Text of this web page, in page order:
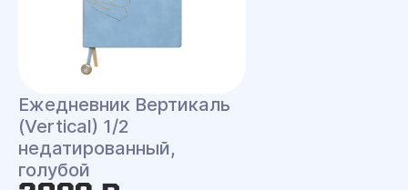
Ежедневник Вертикаль
(Vertical) 1/2
недатированный,
голубой